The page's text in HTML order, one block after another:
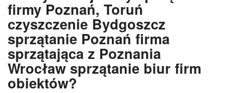
firmy Poznań, Toruń
czyszczenie Bydgoszcz
sprzątanie Poznań firma
sprzątająca z Poznania
Wrocław sprzątanie biur firm
obiektów?